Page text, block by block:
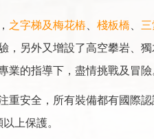
之字梯及梅花樁 棧板橋
，另外又增設了高空攀岩、
的指導下，盡情挑戰及冒險
重安全，所有裝備都有國際
上保護。